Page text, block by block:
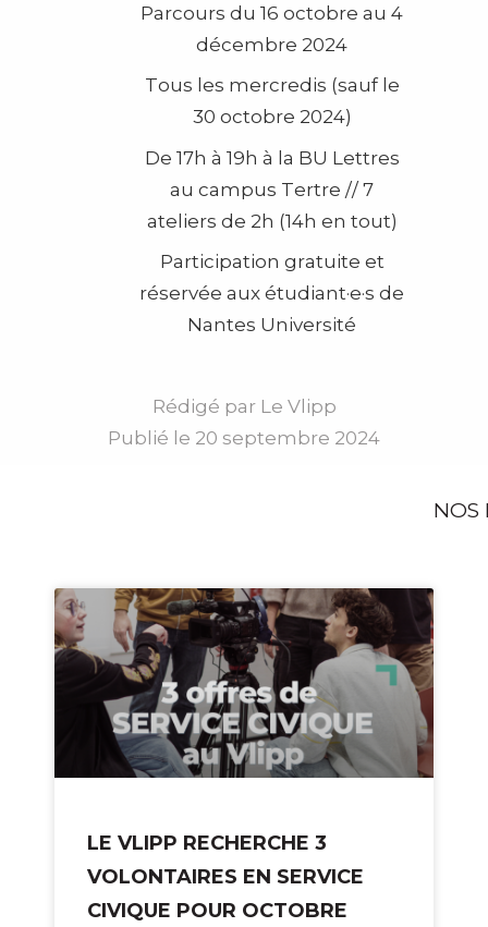
Parcours du 16 octobre au 4
décembre 2024
Tous les mercredis (sauf le
30 octobre 2024)
De 17h à 19h à la BU Lettres
au campus Tertre //7
ateliers de 2h (14h en tout)
Participation gratuite et
réservée aux étudiant·e·s de
Nantes Université
Rédigé parLe Vlipp
Publié le 20 septembre 2024
NOS
LE VLIPP RECHERCHE 3
VOLONTAIRES EN SERVICE
CIVIQUE POUR OCTOBRE